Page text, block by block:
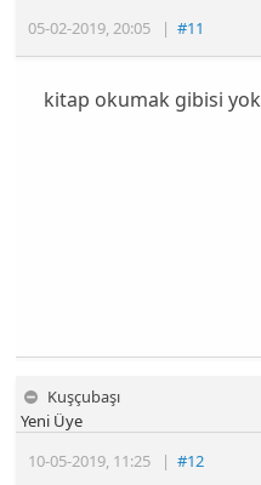
05-02-2019,20:05 |#11
kitap okumak gibisi yok
Kuşçubaşı
10-05-2019 11:25 |#12
Yeni Üye